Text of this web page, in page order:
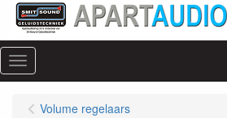
Menu
Volume regelaars